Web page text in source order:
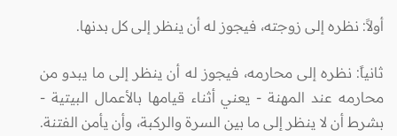
أولاً: نظره إلى زوجته، فيجوز له أن ينظر إلى كل بدنها.
ثانياً: نظره إلى محارمه، فيجوز له أن ينظر إلى ما يبدو من
محارمه عند المهنة - يعني أثناء قيامها بالأعمال البيتية -
بشرط أن لا ينظر إلى ما بين السرة والركبة، وأن يأمن الفتنة.